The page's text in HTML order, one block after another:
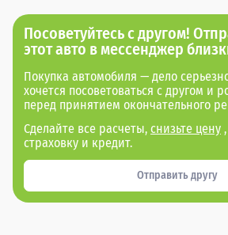
Посоветуйтесь с другом!
этот авто в мессенджер
Покупка автомобиля — дело
хочется посоветоваться с другом и
перед принятием окончательного
Сделайте все расчеты, снизьте цену
страховку и кредит.
Отправить другу